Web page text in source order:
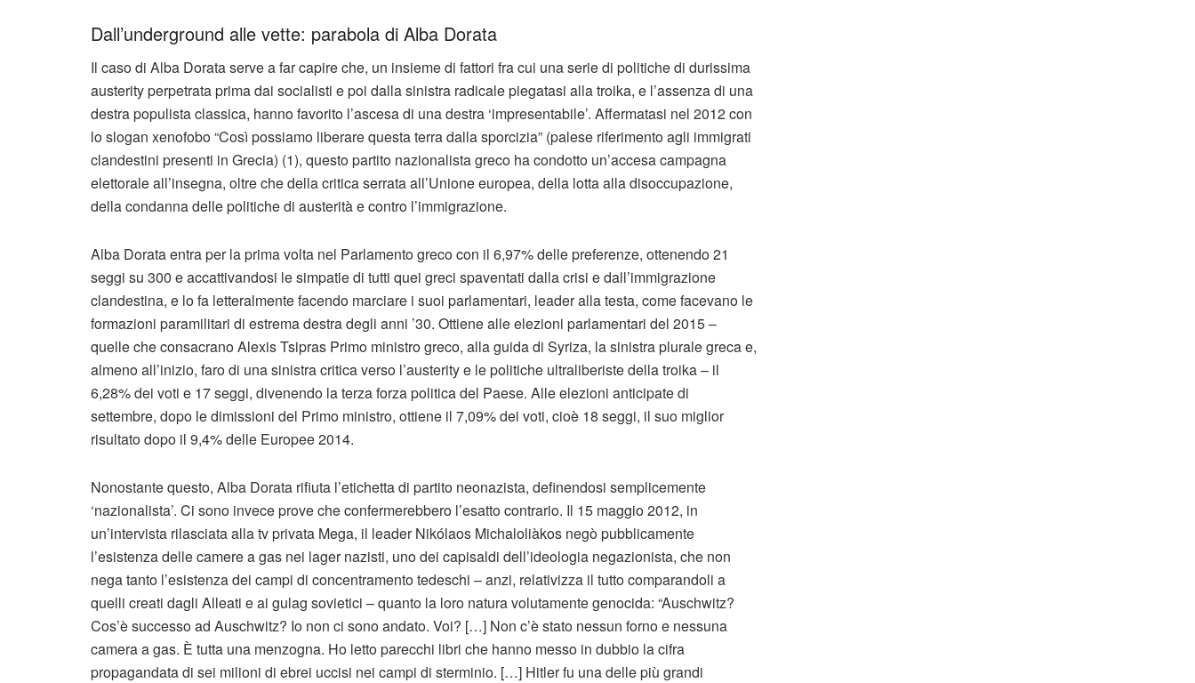
Dall’underground alle vette: parabola di Alba Dorata
Il caso di Alba Dorata serve a far capire che, un insieme di fattori fra cui una serie di politiche di durissima
austerity perpetrata prima dai socialisti e poi dalla sinistra radicale piegatasi alla troika, e l’assenza di una
destra populista classica, hanno favorito l’ascesa di una destra ‘impresentabile’. Affermatasi nel 2012 con
lo slogan xenofobo “Così possiamo liberare questa terra dalla sporcizia” (palese riferimento agli immigrati
clandestini presenti in Grecia) (1), questo partito nazionalista greco ha condotto un’accesa campagna
elettorale all’insegna, oltre che della critica serrata all’Unione europea, della lotta alla disoccupazione,
della condanna delle politiche di austerità e contro l’immigrazione.
Alba Dorata entra per la prima volta nel Parlamento greco con il 6,97% delle preferenze, ottenendo 21
seggi su 300 e accattivandosi le simpatie di tutti quei greci spaventati dalla crisi e dall’immigrazione
clandestina, e lo fa letteralmente facendo marciare i suoi parlamentari, leader alla testa, come facevano le
formazioni paramilitari di estrema destra degli anni ’30. Ottiene alle elezioni parlamentari del 2015 –
quelle che consacrano Alexis Tsipras Primo ministro greco, alla guida di Syriza, la sinistra plurale greca e,
almeno all’inizio, faro di una sinistra critica verso l’austerity e le politiche ultraliberiste della troika – il
6,28% dei voti e 17 seggi, divenendo la terza forza politica del Paese. Alle elezioni anticipate di
settembre, dopo le dimissioni del Primo ministro, ottiene il 7,09% dei voti, cioè 18 seggi, il suo miglior
risultato dopo il 9,4% delle Europee 2014.
Nonostante questo, Alba Dorata rifiuta l’etichetta di partito neonazista, definendosi semplicemente
‘nazionalista’. Ci sono invece prove che confermerebbero l’esatto contrario. Il 15 maggio 2012, in
un’intervista rilasciata alla tv privata Mega, il leader Nikólaos Michaloliàkos negò pubblicamente
l’esistenza delle camere a gas nei lager nazisti, uno dei capisaldi dell’ideologia negazionista, che non
nega tanto l’esistenza dei campi di concentramento tedeschi – anzi, relativizza il tutto comparandoli a
quelli creati dagli Alleati e ai gulag sovietici – quanto la loro natura volutamente genocida: “Auschwitz?
Cos’è successo ad Auschwitz? Io non ci sono andato. Voi? […] Non c’è stato nessun forno e nessuna
camera a gas. È tutta una menzogna. Ho letto parecchi libri che hanno messo in dubbio la cifra
propagandata di sei milioni di ebrei uccisi nei campi di sterminio. […] Hitler fu una delle più grandi